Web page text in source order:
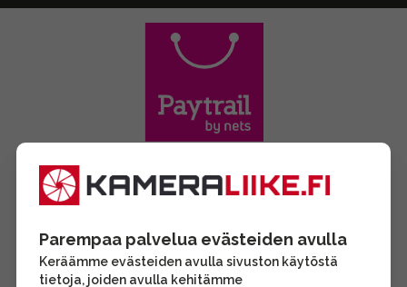
Parempaa palvelua evästeiden avulla
Keräämme evästeiden avulla sivuston käytöstä
tietoja, joiden avulla kehitämme